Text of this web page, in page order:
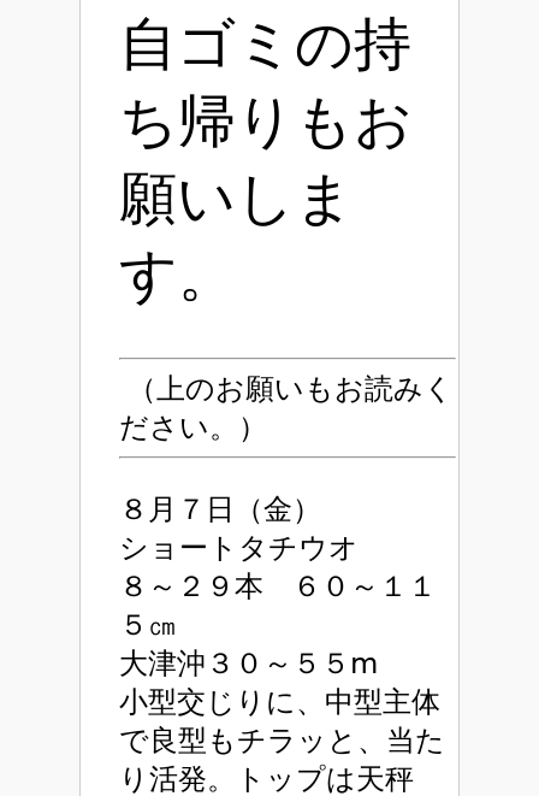
自ゴミの持
ち帰りもお
願いしま
す。
（上のお願いもお読みく
ださい。）
８月７日（金）
ショートタチウオ
８～２９本 ６０～１１
５㎝
大津沖３０～５５ⅿ
小型交じりに、中型主体
で良型もチラッと、当た
り活発。トップは天秤